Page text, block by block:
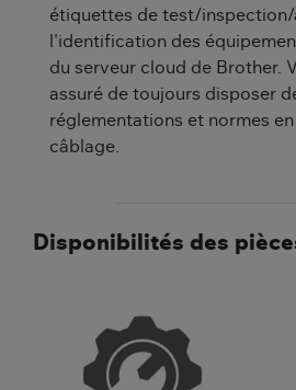
étiquettes de test/
l'identification des
du serveur cloud de Brother.
assuré de toujours disposer
réglementations et normes
câblage.
Disponibilités des